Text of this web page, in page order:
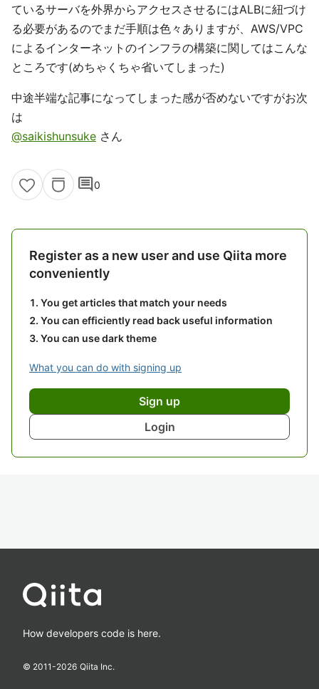
ているサーバを外界からアクセスさせるにはALBに紐づけ
る必要があるのでまだ手順は色々ありますが、AWS/VPC
によるインターネットのインフラの構築に関してはこんな
ところです(めちゃくちゃ省いてしまった)
中途半端な記事になってしまった感が否めないですがお次
は
@saikishunsuke さん
comment0
Register as a new user and use Qiita more
conveniently
You get articles that match your needs
You can efficiently read back useful information
You can use dark theme
What you can do with signing up
Sign up
Login
How developers code is here.
© 2011-2026 Qiita Inc.